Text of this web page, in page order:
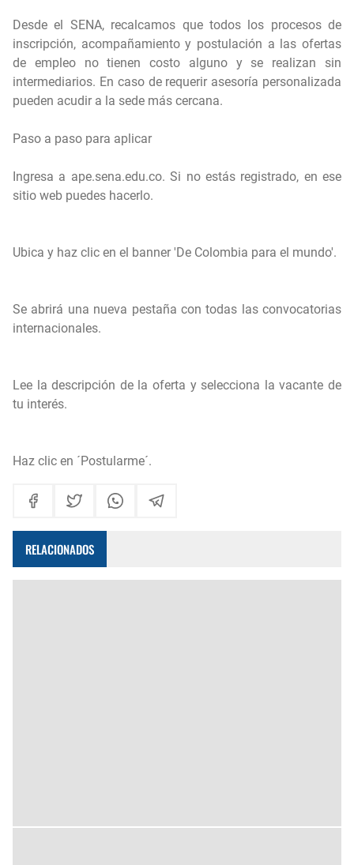
Desde el SENA, recalcamos que todos los procesos de
inscripción, acompañamiento y postulación a las ofertas
de empleo no tienen costo alguno y se realizan sin
intermediarios. En caso de requerir asesoría personalizada
pueden acudir a la sede más cercana.
Paso a paso para aplicar
Ingresa a ape.sena.edu.co. Si no estás registrado, en ese
sitio web puedes hacerlo.
Ubica y haz clic en el banner 'De Colombia para el mundo'.
Se abrirá una nueva pestaña con todas las convocatorias
internacionales.
Lee la descripción de la oferta y selecciona la vacante de
tu interés.
Haz clic en ´Postularme´.
RELACIONADOS